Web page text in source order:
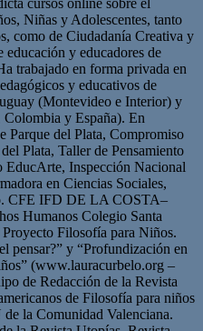
Niñas y Adolescentes, tanto
como de Ciudadanía Creativa y
educación y educadores de
trabajado en forma privada en
y educativos de
(Montevideo e Interior) y
y España). En
Parque del Plata, Compromiso
Plata, Taller de Pensamiento
Inspección Nacional
en Ciencias Sociales,
CFE IFD DE LA COSTA–
Humanos Colegio Santa
Filosofía para Niños.
pensar?” y “Profundización en
(www.lauracurbelo.org –
de Redacción de la Revista
de Filosofía para niños
la Comunidad Valenciana.